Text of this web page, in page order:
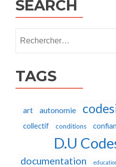
SEARCH
TAGS
art autonomie
collectif conditions
D.U
documentation